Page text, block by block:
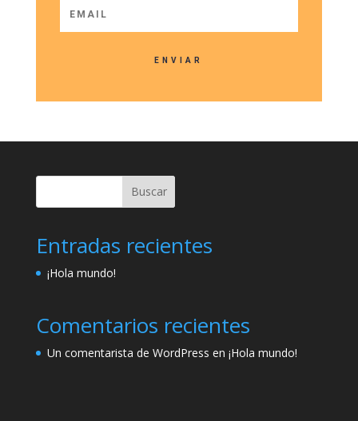
ENVIAR
Buscar
Entradas recientes
¡Hola mundo!
Comentarios recientes
Un comentarista de WordPress en ¡Hola mundo!